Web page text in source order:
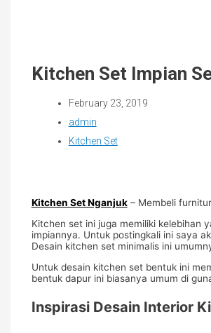
Kitchen Set Impian
February 23, 2019
admin
Kitchen Set
Kitchen Set Nganjuk– Membeli
Kitchen set ini juga memiliki kelebihan
impiannya. Untuk postingkali ini saya
Desain kitchen set minimalis ini
Untuk desain kitchen set bentuk ini
bentuk dapur ini biasanya umum di
Inspirasi Desain Interior